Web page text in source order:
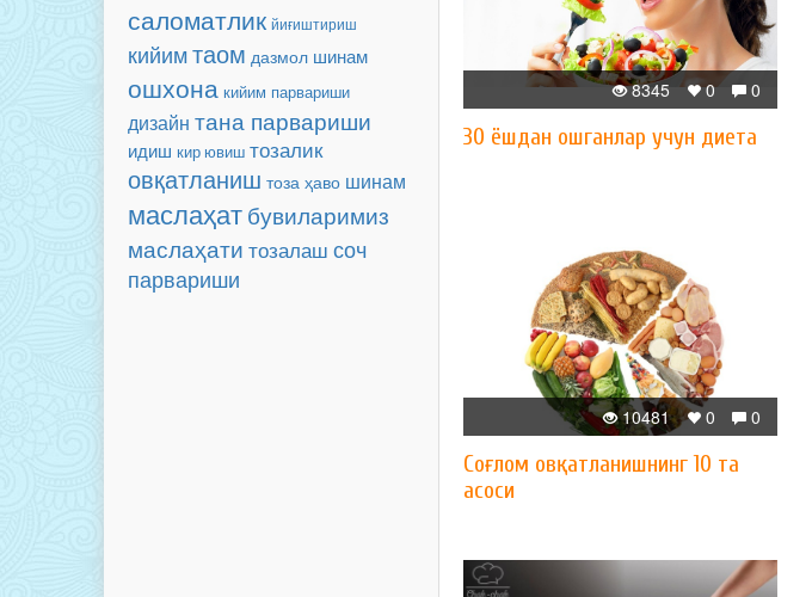
саломатлик йиғиштириш
кийимтаом дазмол шинам
ошхона кийим парвариши
дизайн тана парвариши
идиш кир ювиш тозалик
овқатланиш тоза ҳаво шинам
маслаҳатбувиларимиз
маслаҳати тозалаш соч
парвариши
0
0
8345
30 ёшдан ошганлар учун диета
0
0
10481
Соғлом овқатланишнинг 10 та
асоси